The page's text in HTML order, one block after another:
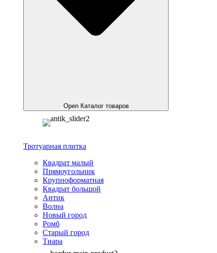
Open Каталог товаров
Тротуарная плитка
Квадрат малый
Прямоугольник
Крупноформатная
Квадрат большой
Антик
Волна
Новый город
Ромб
Старый город
Тиара